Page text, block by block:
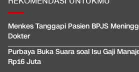
Menkes Tanggapi Pasien BPJS
Dokter
Purbaya Buka Suara soal Isu Gaji
Rp16 Juta